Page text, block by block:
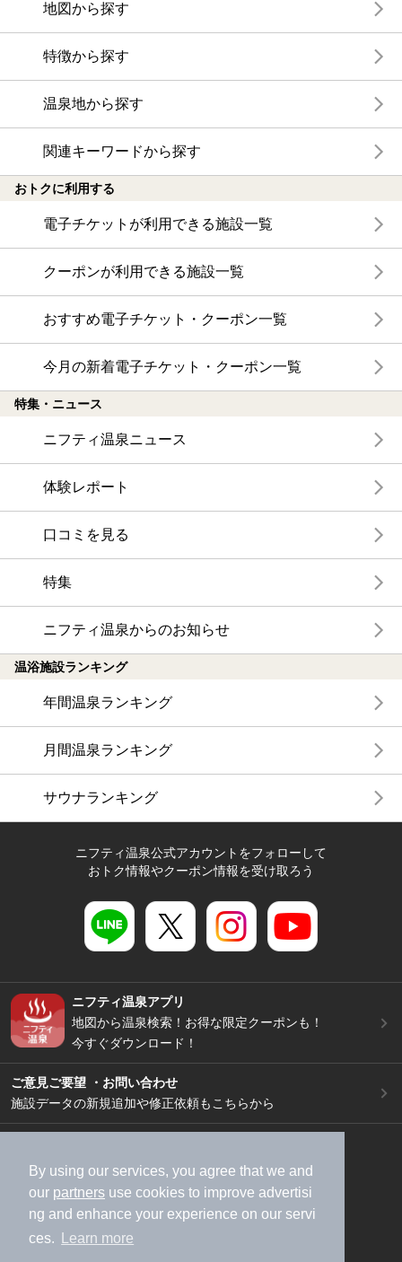
By using our services, you agree that we and
our partners use cookies to improve advertisi
ng and enhance your experience on our servi
ces.
Learn more
地図から探す
特徴から探す
温泉地から探す
関連キーワードから探す
おトクに利用する
電子チケットが利用できる施設一覧
クーポンが利用できる施設一覧
おすすめ電子チケット・クーポン一覧
今月の新着電子チケット・クーポン一覧
特集・ニュース
ニフティ温泉ニュース
体験レポート
口コミを見る
特集
ニフティ温泉からのお知らせ
温浴施設ランキング
年間温泉ランキング
月間温泉ランキング
サウナランキング
ニフティ温泉公式アカウントをフォローして
おトク情報やクーポン情報を受け取ろう
ニフティ温泉アプリ
地図から温泉検索！お得な限定クーポンも！
今すぐダウンロード！
ご意見ご要望 ・お問い合わせ
施設データの新規追加や修正依頼もこちらから
加盟店募集（資料請求）
広告出稿のご案内
利用規約
ライフスタイルMEMBERS+規約
特定商取引法に基づく表記
ヘルプ
採用情報
運営会社